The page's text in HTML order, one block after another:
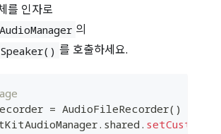
를 인자로
의
를 호출하세요.
= AudioFileRecorder( )
. shared .